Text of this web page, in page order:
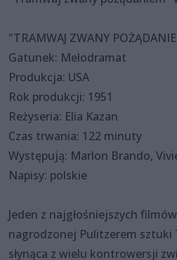
"TRAMWAJ ZWANY
Gatunek: Melodramat
Produkcja: USA
Rok produkcji: 1951
Reżyseria: Elia Kazan
Czas trwania: 122 minuty
Występują: Marlon Brando,
Napisy: polskie
Jeden z najgłośniejszych
nagrodzonej Pulitzerem sztuki
słynąca z wielu kontrowersji